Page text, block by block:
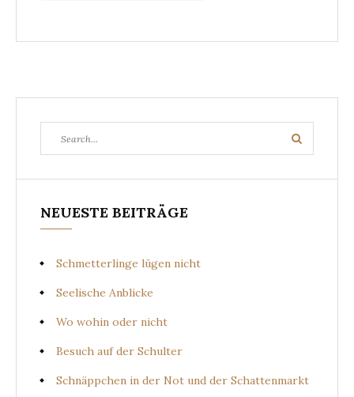
for:
Search
NEUESTE BEITRÄGE
Schmetterlinge lügen nicht
Seelische Anblicke
Wo wohin oder nicht
Besuch auf der Schulter
Schnäppchen in der Not und der Schattenmarkt